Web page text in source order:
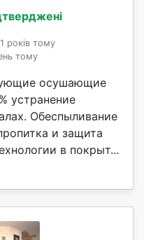
років тому
тому
осушающие
устранение
Обеспыливание
и защита
в покрыт...